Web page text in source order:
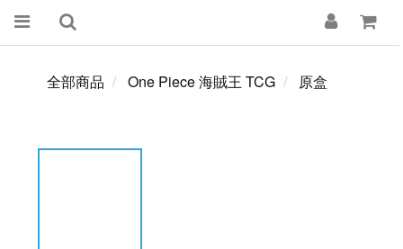
全部商品 One Piece 海賊王 TCG 原盒